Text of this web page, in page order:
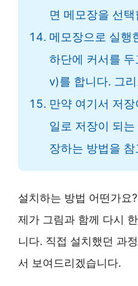
면 메모장을 선
메모장으로 실행
하단에 커서를
v)를 합니다. 그
만약 여기서 저
일로 저장이 되
장하는 방법을
설치하는 방법 어떤가요
제가 그림과 함께 다시
니다. 직접 설치했던 과
서 보여드리겠습니다.